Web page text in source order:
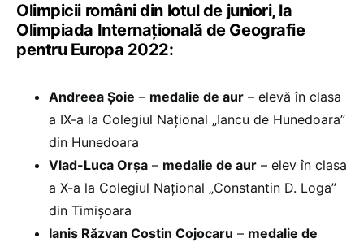
Olimpicii români din lotul de juniori, la
Olimpiada Internațională de Geografie
pentru Europa 2022:
Andreea Șoie – medalie de aur – elevă în clasa
a IX-a la Colegiul Național „Iancu de Hunedoara”
din Hunedoara
Vlad-Luca Orșa – medalie de aur – elev în clasa
a X-a la Colegiul Național „Constantin D. Loga”
din Timișoara
Ianis Răzvan Costin Cojocaru – medalie de